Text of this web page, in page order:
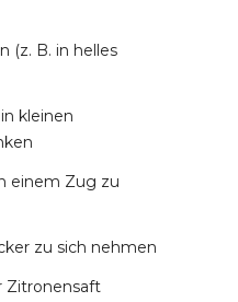
(z. B. in helles
kleinen
einem Zug zu
zu sich nehmen
Zitronensaft